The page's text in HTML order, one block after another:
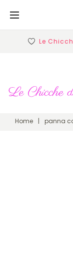
Le
Home | panna